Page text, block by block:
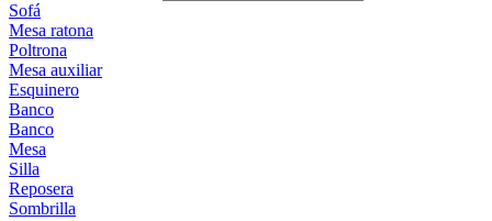
Sofá
Mesa ratona
Poltrona
Mesa auxiliar
Esquinero
Banco
Banco
Mesa
Silla
Reposera
Sombrilla